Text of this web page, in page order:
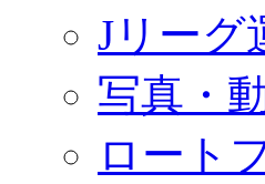
Jリーグ
写真・
ロート